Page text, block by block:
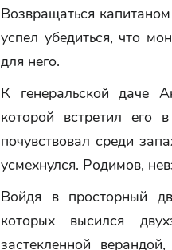
Возвращаться
успел убедиться, что
для него.
К генеральской даче
которой встретил
почувствовал среди
усмехнулся. Родимов,
Войдя в просторный
которых высился
застекленной